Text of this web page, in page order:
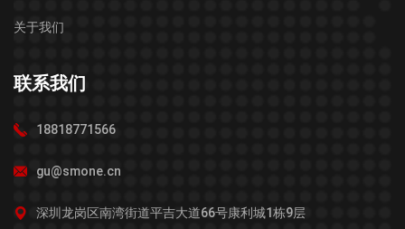
关于我们
联系我们
18818771566
gu@smone.cn
深圳龙岗区南湾街道平吉大道66号康利城1栋9层